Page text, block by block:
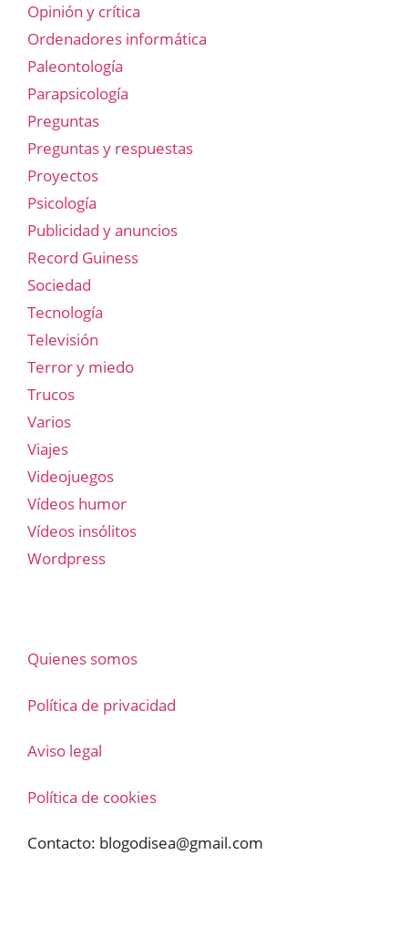
Opinión y crítica
Ordenadores informática
Paleontología
Parapsicología
Preguntas
Preguntas y respuestas
Proyectos
Psicología
Publicidad y anuncios
Record Guiness
Sociedad
Tecnología
Televisión
Terror y miedo
Trucos
Varios
Viajes
Videojuegos
Vídeos humor
Vídeos insólitos
Wordpress
Quienes somos
Política de privacidad
Aviso legal
Política de cookies
Contacto: blogodisea@gmail.com